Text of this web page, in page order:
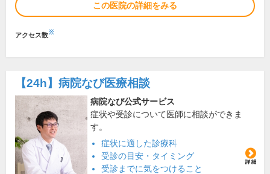
この医院の詳細をみる
アクセス数※
【24h】 病院なび医療相談
病院なび公式サービス
症状や受診について医師に相談ができま
す。
症状に適した診療科
受診の目安・タイミング
受診までに気をつけること